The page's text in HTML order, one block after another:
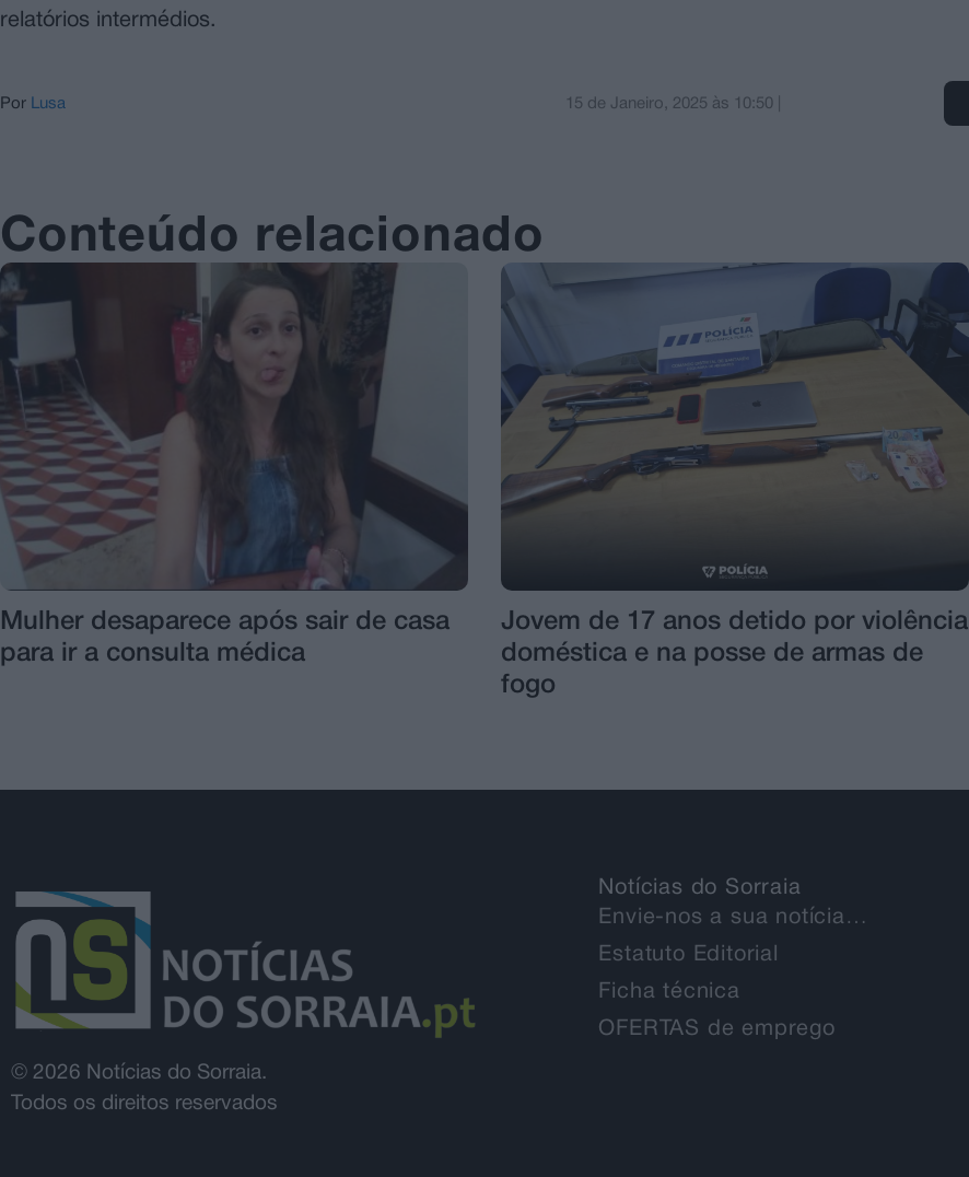
relatórios intermédios.
Por Lusa 15 de Janeiro, 2025 às 10:50
Conteúdo relacionado
Mulher desaparece após sair de casa
para ir a consulta médica
Jovem de 17 anos detido por violência
doméstica e na posse de armas de
fogo
© 2026 Notícias do Sorraia.
Todos os direitos reservados
Notícias do Sorraia
Envie-nos a sua notícia…
Estatuto Editorial
Ficha técnica
OFERTAS de emprego